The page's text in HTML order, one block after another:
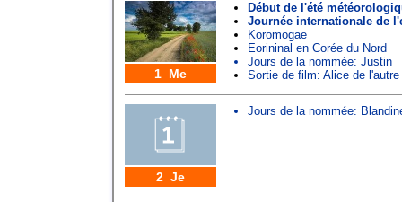
1 Me
Début de l'été
Journée internationale de
Koromogae
Eorininal en Corée du Nord
Jours de la nommée: Justin
Sortie de film: Alice de
2 Je
Jours de la nommée: